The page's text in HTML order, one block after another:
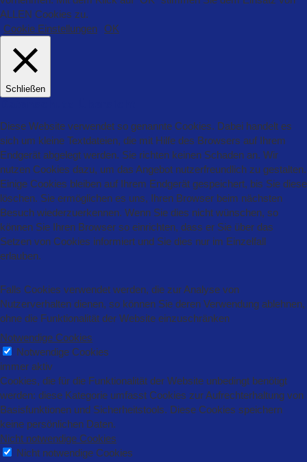
ALLEN Cookies zu.
Cookie Einstellungen
OK
Schließen
Diese Website verwendet so genannte Cookies. Dabei handelt es
sich um kleine Textdateien, die mit Hilfe des Browsers auf Ihrem
Endgerät abgelegt werden. Sie richten keinen Schaden an. Wir
nutzen Cookies dazu, um das Angebot nutzerfreundlich zu gestalten.
Einige Cookies bleiben auf Ihrem Endgerät gespeichert, bis Sie diese
löschen. Sie ermöglichen es uns, Ihren Browser beim nächsten
Besuch wiederzuerkennen. Wenn Sie dies nicht wünschen, so
können Sie Ihren Browser so einrichten, dass er Sie über das
Setzen von Cookies informiert und Sie dies nur im Einzelfall
erlauben.
Falls Cookies verwendet werden, die zur Analyse von
Nutzerverhalten dienen, so können Sie deren Verwendung ablehnen,
ohne die Funktionalität der Website einzuschränken
Notwendige Cookies
Notwendige Cookies
immer aktiv
Cookies, die für die Funktionalität der Website unbedingt benötigt
werden: diese Kategorie umfasst Cookies zur Aufrechterhaltung von
Basisfunktionen und Sicherheitstools. Diese Cookies speichern
keine persönlichen Daten.
Nicht notwendige Cookies
Nicht notwendige Cookies